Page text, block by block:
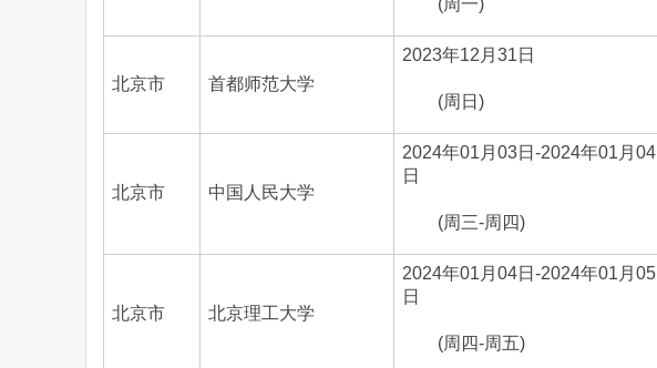
(周一)
北京市 首都师范大学
2023年12月31日
(周日)
北京市 中国人民大学
2024年01月03日-2024年01月04
日
(周三-周四)
北京市 北京理工大学
2024年01月04日-2024年01月05
日
(周四-周五)